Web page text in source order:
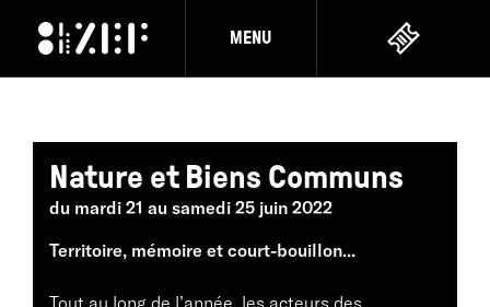
MENU
Nature et Biens Communs
du mardi 21 au samedi 25 juin 2022
Territoire, mémoire et court-bouillon...
Tout au long de l’année, les acteurs des